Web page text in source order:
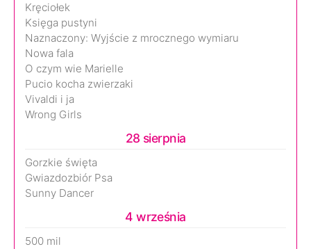
Kręciołek
Księga pustyni
Naznaczony: Wyjście z mrocznego wymiaru
Nowa fala
O czym wie Marielle
Pucio kocha zwierzaki
Vivaldi i ja
Wrong Girls
28 sierpnia
Gorzkie święta
Gwiazdozbiór Psa
Sunny Dancer
4 września
500 mil